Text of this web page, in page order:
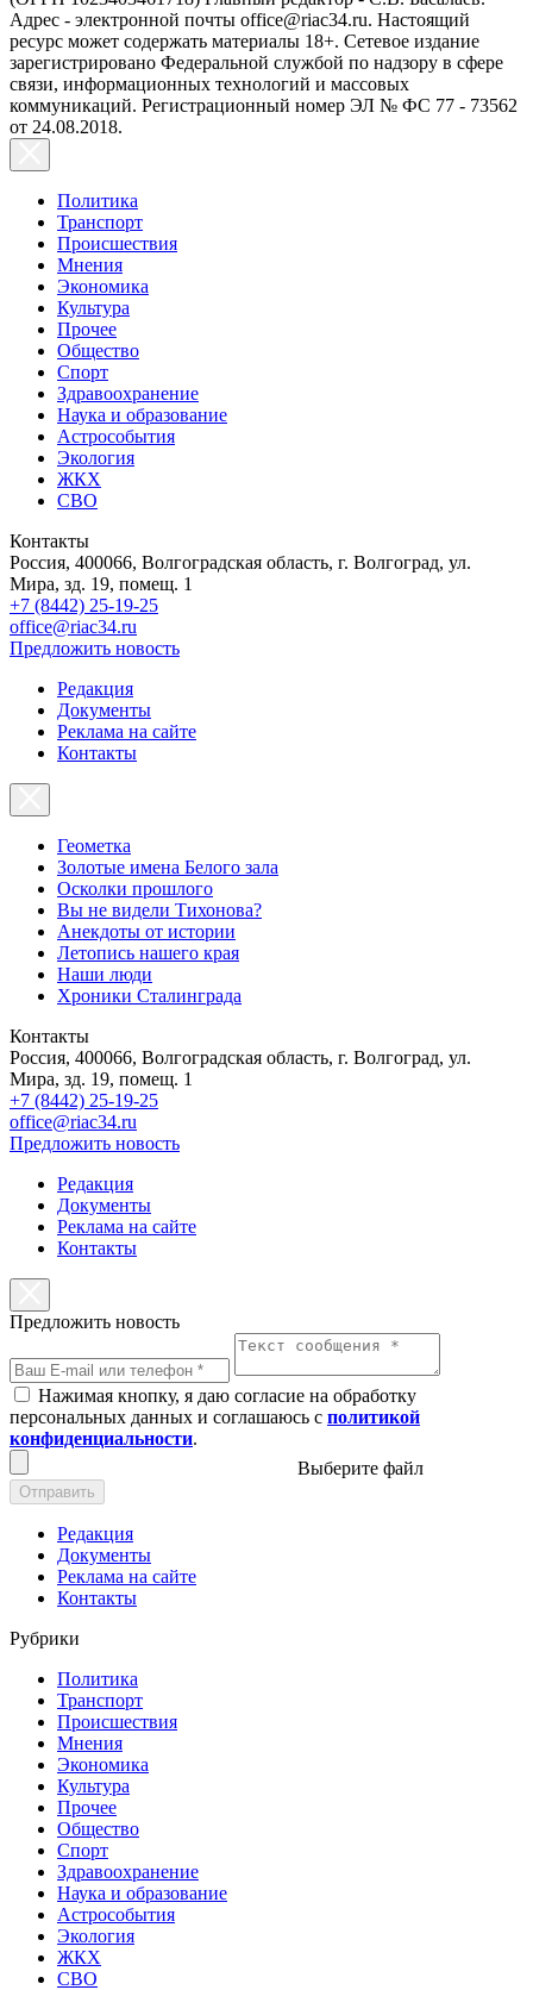
Адрес - электронной почты office@riac34.ru. Настоящий
ресурс может содержать материалы 18+. Сетевое издание
зарегистрировано Федеральной службой по надзору в сфере
связи, информационных технологий и массовых
коммуникаций. Регистрационный номер ЭЛ № ФС 77 - 73562
от 24.08.2018.
Политика
Транспорт
Происшествия
Мнения
Экономика
Культура
Прочее
Общество
Спорт
Здравоохранение
Наука и образование
Астрособытия
Экология
ЖКХ
СВО
Контакты
Россия, 400066, Волгоградская область, г. Волгоград, ул.
Мира, зд. 19, помещ. 1
+7 (8442) 25-19-25
office@riac34.ru
Предложить новость
Редакция
Документы
Реклама на сайте
Контакты
Геометка
Золотые имена Белого зала
Осколки прошлого
Вы не видели Тихонова?
Анекдоты от истории
Летопись нашего края
Наши люди
Хроники Сталинграда
Контакты
Россия, 400066, Волгоградская область, г. Волгоград, ул.
Мира, зд. 19, помещ. 1
+7 (8442) 25-19-25
office@riac34.ru
Предложить новость
Редакция
Документы
Реклама на сайте
Контакты
Предложить новость
Нажимая кнопку, я даю согласие на обработку
персональных данных и соглашаюсь с политикой
конфиденциальности.
Выберите файл
Отправить
Редакция
Документы
Реклама на сайте
Контакты
Рубрики
Политика
Транспорт
Происшествия
Мнения
Экономика
Культура
Прочее
Общество
Спорт
Здравоохранение
Наука и образование
Астрособытия
Экология
ЖКХ
СВО